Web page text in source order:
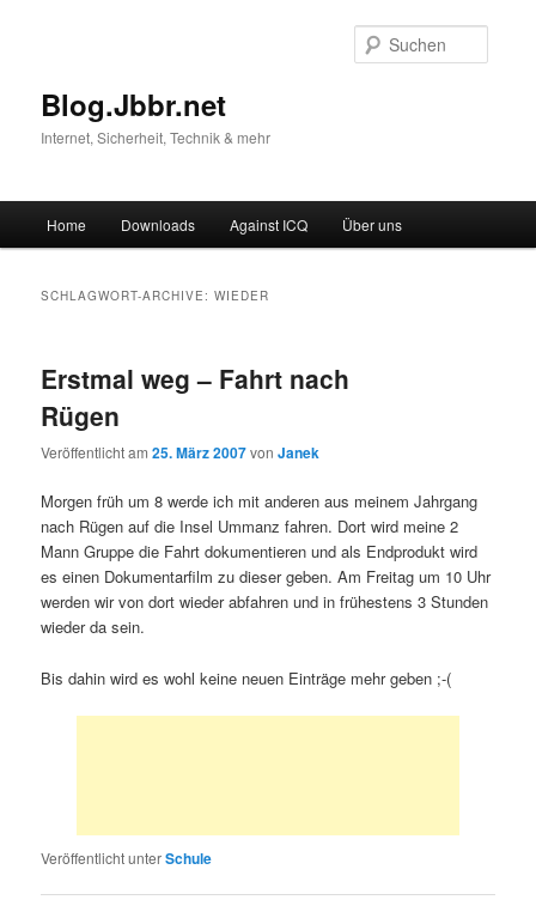
Blog.Jbbr.net
Internet, Sicherheit, Technik & mehr
Zum
Zum
wechseln
Home Downloads Against ICQ Über uns
SCHLAGWORT-ARCHIVE:WIEDER
Erstmal weg – Fahrt nach
Rügen
Veröffentlicht am25. März 2007vonJanek
Morgen früh um 8 werde ich mit anderen aus meinem Jahrgang
nach Rügen auf die Insel Ummanz fahren. Dort wird meine 2
Mann Gruppe die Fahrt dokumentieren und als Endprodukt wird
es einen Dokumentarfilm zu dieser geben. Am Freitag um 10 Uhr
werden wir von dort wieder abfahren und in frühestens 3 Stunden
wieder da sein.
Bis dahin wird es wohl keine neuen Einträge mehr geben ;-(
Veröffentlicht unterSchule